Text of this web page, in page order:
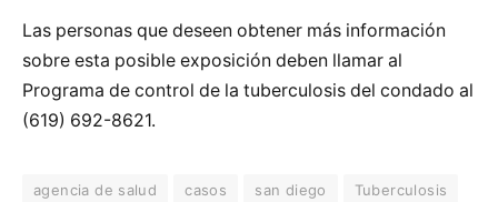
Las personas que deseen obtener más información
sobre esta posible exposición deben llamar al
Programa de control de la tuberculosis del condado al
(619) 692-8621.
agencia de salud casos san diego Tuberculosis